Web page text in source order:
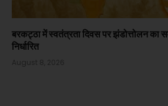
बरकट्ठा में स्वतंत्रता दिवस पर झंडोत्तोलन का
निर्धारित
August 8, 2026